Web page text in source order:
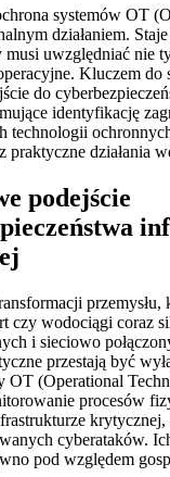
systemów OT
działaniem.
uwzględniać nie
Kluczem do
do
identyfikację
technologii
praktyczne działania
podejście
przemysłu,
czy wodociągi coraz
i sieciowo
przestają być
OT (Operational
procesów
krytycznej,
cyberataków.
pod względem